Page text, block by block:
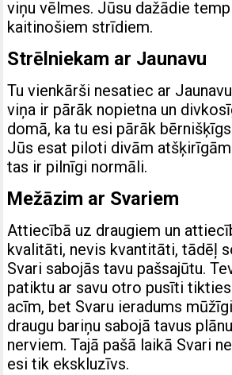
viņu vēlmes. Jūsu dažādie
kaitinošiem strīdiem.
Strēlniekam ar Jaunavu
Tu vienkārši nesatiec ar
viņa ir pārāk nopietna un
domā, ka tu esi pārāk
Jūs esat piloti divām
tas ir pilnīgi normāli.
Mežāzim ar Svariem
Attiecībā uz draugiem un
kvalitāti, nevis kvantitāti, tādēļ
Svari sabojās tavu pašsajūtu.
patiktu ar savu otro pusīti
acīm, bet Svaru ieradums
draugu bariņu sabojā tavus
nerviem. Tajā pašā laikā Svari
esi tik ekskluzīvs.